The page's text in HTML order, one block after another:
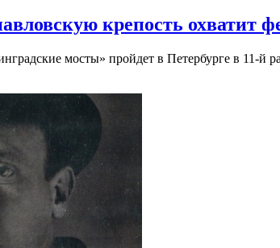
крепость охватит
мосты» пройдет в Петербурге в 11-й